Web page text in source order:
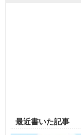
最近書いた記事